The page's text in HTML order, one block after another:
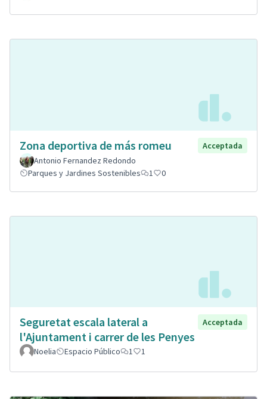
Zona deportiva de más romeu
Acceptada
Antonio Fernandez Redondo
Parques y Jardines Sostenibles
1 0
Seguretat escala lateral a
l'Ajuntament i carrer de les Penyes
Acceptada
Noelia Espacio Público 1 1